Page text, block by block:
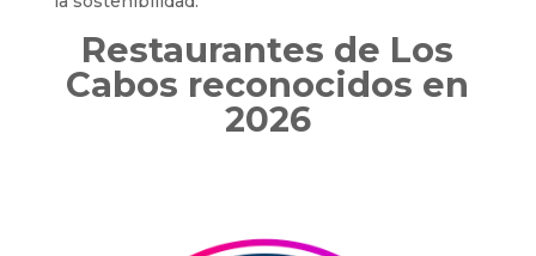
Restaurantes de Los
Cabos reconocidos en
2026